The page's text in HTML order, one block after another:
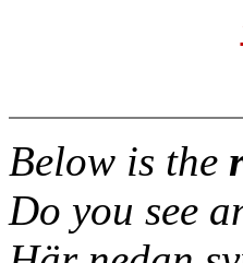
Below is the
Do you see